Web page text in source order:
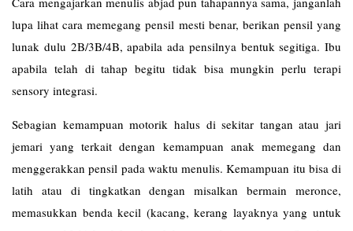
lupa lihat cara memegang pensil mesti benar, berikan pensil yang
lunak dulu 2B/3B/4B, apabila ada pensilnya bentuk segitiga. Ibu
apabila telah di tahap begitu tidak bisa mungkin perlu terapi
sensory integrasi.
Sebagian kemampuan motorik halus di sekitar tangan atau jari
jemari yang terkait dengan kemampuan anak memegang dan
menggerakkan pensil pada waktu menulis. Kemampuan itu bisa di
latih atau di tingkatkan dengan misalkan bermain meronce,
memasukkan benda kecil (kacang, kerang layaknya yang untuk